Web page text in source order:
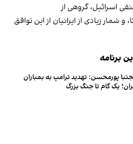
اسرائیل، گروهی از
شمار زیادی از ایرانیان از این توافق
برنامه
پورمحسن: تهدید ترامپ به بمباران
یک گام تا جنگ بزرگ